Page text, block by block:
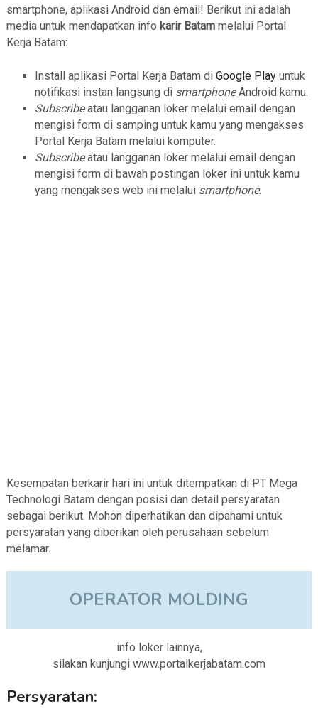
smartphone, aplikasi Android dan email! Berikut ini adalah
media untuk mendapatkan info karir Batammelalui Portal
Kerja Batam:
Install aplikasi Portal Kerja Batam di Google Playuntuk
notifikasi instan langsung di smartphoneAndroid kamu.
Subscribeatau langganan loker melalui email dengan
mengisi form di samping untuk kamu yang mengakses
Portal Kerja Batam melalui komputer.
Subscribeatau langganan loker melalui email dengan
mengisi form di bawah postingan loker ini untuk kamu
yang mengakses web ini melalui smartphone.
Kesempatan berkarir hari ini untuk ditempatkan di PT Mega
Technologi Batam dengan posisi dan detail persyaratan
sebagai berikut. Mohon diperhatikan dan dipahami untuk
persyaratan yang diberikan oleh perusahaan sebelum
melamar.
OPERATOR MOLDING
info loker lainnya,
silakan kunjungi www.portalkerjabatam.com
Persyaratan: